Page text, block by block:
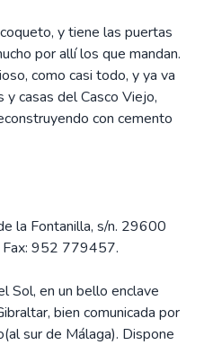
y tiene las puertas
por allí los que mandan.
como casi todo, y ya va
y casas del Casco Viejo,
con cemento
la Fontanilla, s/n. 29600
952 779457.
Sol, en un bello enclave
bien comunicada por
sur de Málaga). Dispone